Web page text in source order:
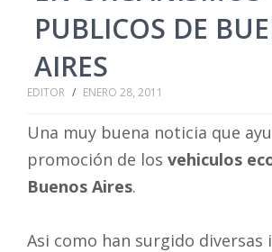
PUBLICOS DE
AIRES
EDITOR / ENERO 28, 2011
Una muy buena noticia que
promoción de los vehiculos
Buenos Aires.
Asi como han surgido diversas